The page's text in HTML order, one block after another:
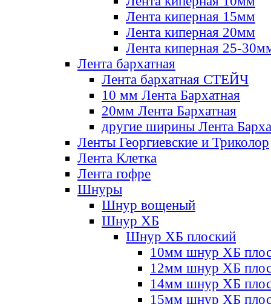
Лента киперная 15мм
Лента киперная 20мм
Лента киперная 25-
Лента бархатная
Лента бархатная СТЕЙЧ
10 мм Лента Бархатная
20мм Лента Бархатная
другие ширины Лента
Ленты Георгиевские и Триколор
Лента Клетка
Лента гофре
Шнуры
Шнур вощеный
Шнур ХБ
Шнур ХБ плоский
10мм шнур ХБ
12мм шнур ХБ
14мм шнур ХБ
15мм шнур ХБ